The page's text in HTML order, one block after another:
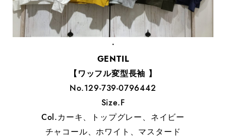
・
GENTIL
【ワッフル変型長袖 】
No.129-739-0796442
Size.F
Col.カーキ、トップグレー、ネイビー
チャコール、ホワイト、マスタード